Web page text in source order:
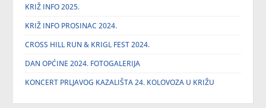
KRIŽ INFO 2025.
KRIŽ INFO PROSINAC 2024.
CROSS HILL RUN & KRIGL FEST 2024.
DAN OPĆINE 2024. FOTOGALERIJA
KONCERT PRLJAVOG KAZALIŠTA 24. KOLOVOZA U KRIŽU